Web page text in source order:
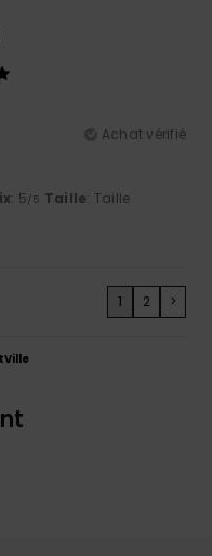
Achat vérifié
: 5/5 Taille: Taille
1 2 >